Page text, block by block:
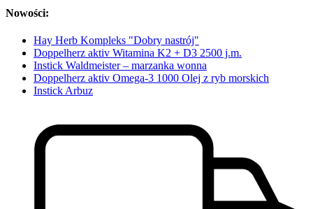
Nowości:
Hay Herb Kompleks "Dobry nastrój"
Doppelherz aktiv Witamina K2 + D3 2500 j.m.
Instick Waldmeister – marzanka wonna
Doppelherz aktiv Omega-3 1000 Olej z ryb morskich
Instick Arbuz